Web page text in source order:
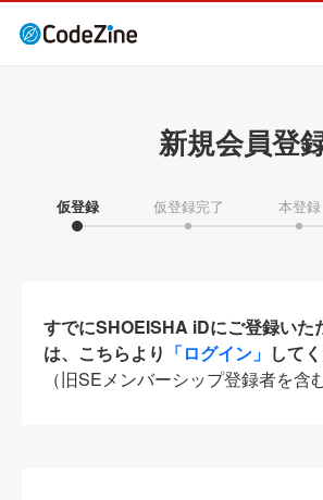
新規会員登
仮登録 仮登録完了 本登録
すでにSHOEISHA iDにご登録いた
は、こちらより 「ログイン」 して
（旧SEメンバーシップ登録者を含